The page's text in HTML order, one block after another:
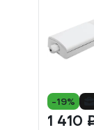
-19%
1 410